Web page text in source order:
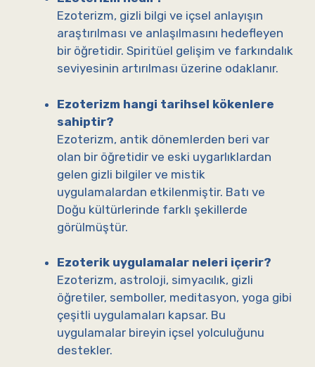
Ezoterizm, gizli bilgi ve içsel anlayışın
araştırılması ve anlaşılmasını hedefleyen
bir öğretidir. Spiritüel gelişim ve farkındalık
seviyesinin artırılması üzerine odaklanır.
Ezoterizm hangi tarihsel kökenlere
sahiptir?
Ezoterizm, antik dönemlerden beri var
olan bir öğretidir ve eski uygarlıklardan
gelen gizli bilgiler ve mistik
uygulamalardan etkilenmiştir. Batı ve
Doğu kültürlerinde farklı şekillerde
görülmüştür.
Ezoterik uygulamalar neleri içerir?
Ezoterizm, astroloji, simyacılık, gizli
öğretiler, semboller, meditasyon, yoga gibi
çeşitli uygulamaları kapsar. Bu
uygulamalar bireyin içsel yolculuğunu
destekler.